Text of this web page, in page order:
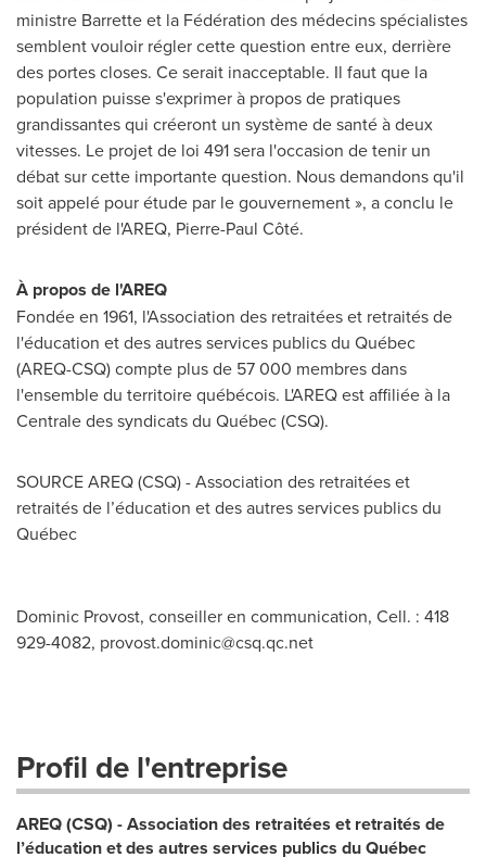
ministre Barrette et la Fédération des médecins spécialistes
semblent vouloir régler cette question entre eux, derrière
des portes closes. Ce serait inacceptable. Il faut que la
population puisse s'exprimer à propos de pratiques
grandissantes qui créeront un système de santé à deux
vitesses. Le projet de loi 491 sera l'occasion de tenir un
débat sur cette importante question. Nous demandons qu'il
soit appelé pour étude par le gouvernement », a conclu le
président de l'AREQ, Pierre-Paul Côté.
À propos de l'AREQ
Fondée en 1961, l'Association des retraitées et retraités de
l'éducation et des autres services publics du Québec
(AREQ-CSQ) compte plus de 57 000 membres dans
l'ensemble du territoire québécois. L'AREQ est affiliée à la
Centrale des syndicats du Québec (CSQ).
SOURCE AREQ (CSQ) - Association des retraitées et
retraités de l’éducation et des autres services publics du
Québec
Dominic Provost, conseiller en communication, Cell. : 418
929-4082, provost.dominic@csq.qc.net
Profil de l'entreprise
AREQ (CSQ) - Association des retraitées et retraités de
l’éducation et des autres services publics du Québec